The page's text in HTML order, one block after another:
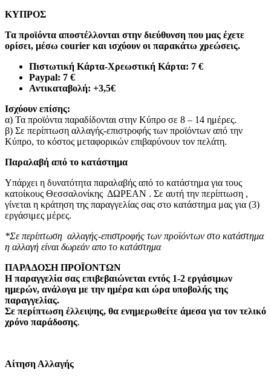
ΚΥΠΡΟΣ
Τα προϊόντα αποστέλλονται στην διεύθυνση που μας έχετε
ορίσει, μέσω courier και ισχύουν οι παρακάτω χρεώσεις.
Πιστωτική Κάρτα-Χρεωστική Κάρτα: 7 €​
Paypal: 7 €
Αντικαταβολή: +3,5€
Ισχύουν επίσης:
α) Τα προϊόντα παραδίδονται στην Κύπρο σε 8 – 14 ημέρες.
β) Σε περίπτωση αλλαγής-επιστροφής των προϊόντων από την
Κύπρο, το κόστος μεταφορικών επιβαρύνουν τον πελάτη.
Παραλαβή από το κατάστημα
Υπάρχει η δυνατότητα παραλαβής από το κατάστημα για τους
κατοίκους Θεσσαλονίκης ΔΩΡΕΑΝ . Σε αυτή την περίπτωση ,
γίνεται η κράτηση της παραγγελίας σας στο κατάστημα μας για (3)
εργάσιμες μέρες.
*Σε περίπτωση αλλαγής-επιστροφής των προϊόντων στο κατάστημα
η αλλαγή είναι δωρεάν απο το κατάστημα
ΠΑΡΑΔΟΣΗ ΠΡΟΪΟΝΤΩΝ
Η παραγγελία σας επιβεβαιώνεται εντός 1-2 εργάσιμων
ημερών, ανάλογα με την ημέρα και ώρα υποβολής της
παραγγελίας.
Σε περίπτωση έλλειψης, θα ενημερωθείτε άμεσα για τον τελικό
χρόνο παράδοσης.
Αίτηση Αλλαγής